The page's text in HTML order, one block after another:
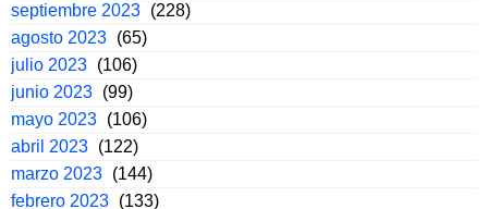
septiembre 2023 (228)
agosto 2023 (65)
julio 2023 (106)
junio 2023 (99)
mayo 2023 (106)
abril 2023 (122)
marzo 2023 (144)
febrero 2023 (133)